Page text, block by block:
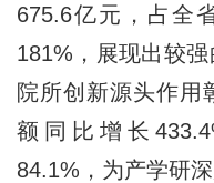
675.6亿元，占全
181%，展现出较
院所创新源头作用
额同比增长
84.1%，为产学研